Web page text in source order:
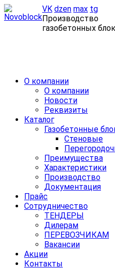
VK dzen max tg
Производство
газобетонных
О компании
О компании
Новости
Реквизиты
Каталог
Газобетонные
Стеновые
Преимущества
Характеристики
Производство
Документация
Прайс
Сотрудничество
ТЕНДЕРЫ
Дилерам
ПЕРЕВОЗЧИКАМ
Вакансии
Акции
Контакты